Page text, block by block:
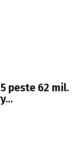
peste 62 mil.